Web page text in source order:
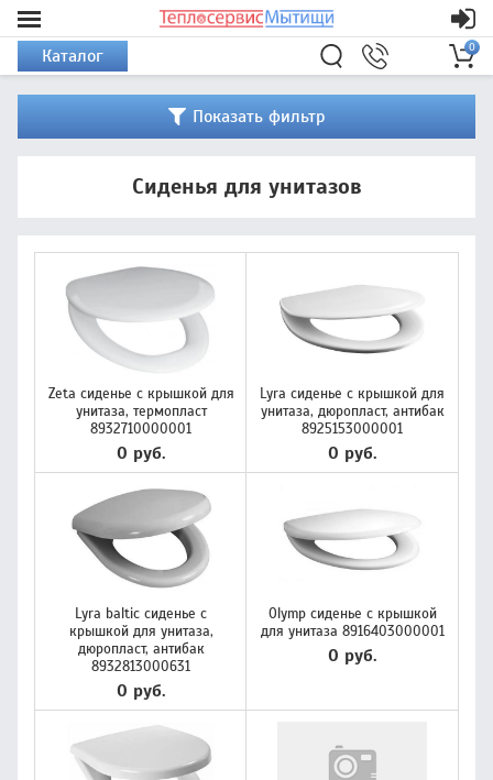
Каталог 0
Показать фильтр
Сиденья для унитазов
Zeta сиденье с крышкой для
унитаза, термопласт
8932710000001
0 руб.
Lyra сиденье с крышкой для
унитаза, дюропласт, антибак
8925153000001
0 руб.
Lyra baltic сиденье с
крышкой для унитаза,
дюропласт, антибак
8932813000631
0 руб.
Olymp сиденье с крышкой
для унитаза 8916403000001
0 руб.